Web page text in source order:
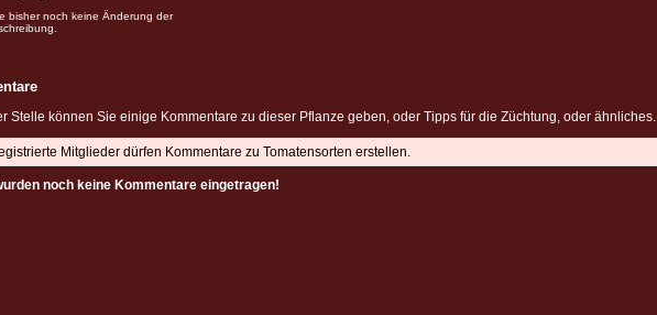
bisher noch keine Änderung der
Stelle können Sie einige Kommentare zu dieser Pflanze geben, oder Tipps für die Züchtung, oder ähnliches.
Mitglieder dürfen Kommentare zu Tomatensorten erstellen.
noch keine Kommentare eingetragen!